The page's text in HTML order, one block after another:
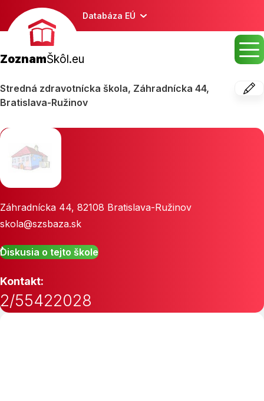
Databáza EÚ
ZoznamŠkôl.eu
Stredná zdravotnícka škola, Záhradnícka 44,
Bratislava-Ružinov
Záhradnícka 44, 82108 Bratislava-Ružinov
skola@szsbaza.sk
Diskusia o tejto škole
Kontakt:
2/55422028